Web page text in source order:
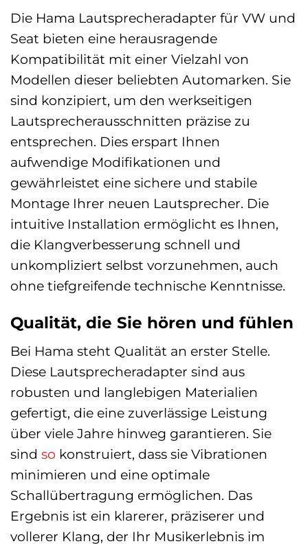
Die Hama Lautsprecheradapter für VW und
Seat bieten eine herausragende
Kompatibilität mit einer Vielzahl von
Modellen dieser beliebten Automarken. Sie
sind konzipiert, um den werkseitigen
Lautsprecherausschnitten präzise zu
entsprechen. Dies erspart Ihnen
aufwendige Modifikationen und
gewährleistet eine sichere und stabile
Montage Ihrer neuen Lautsprecher. Die
intuitive Installation ermöglicht es Ihnen,
die Klangverbesserung schnell und
unkompliziert selbst vorzunehmen, auch
ohne tiefgreifende technische Kenntnisse.
Qualität, die Sie hören und fühlen
Bei Hama steht Qualität an erster Stelle.
Diese Lautsprecheradapter sind aus
robusten und langlebigen Materialien
gefertigt, die eine zuverlässige Leistung
über viele Jahre hinweg garantieren. Sie
sind so konstruiert, dass sie Vibrationen
minimieren und eine optimale
Schallübertragung ermöglichen. Das
Ergebnis ist ein klarerer, präziserer und
vollerer Klang, der Ihr Musikerlebnis im